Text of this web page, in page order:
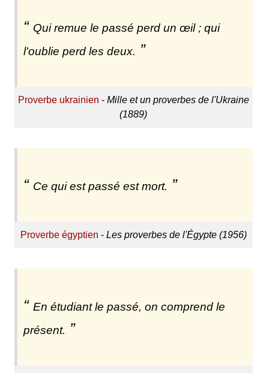
Qui remue le passé perd un œil ; qui
l'oublie perd les deux.
Proverbe ukrainien - Mille et un proverbes de l'Ukraine
(1889)
Ce qui est passé est mort.
Proverbe égyptien - Les proverbes de l'Égypte (1956)
En étudiant le passé, on comprend le
présent.